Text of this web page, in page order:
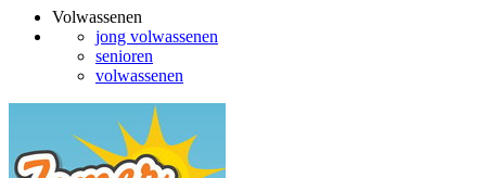
Volwassenen
jong volwassenen
senioren
volwassenen